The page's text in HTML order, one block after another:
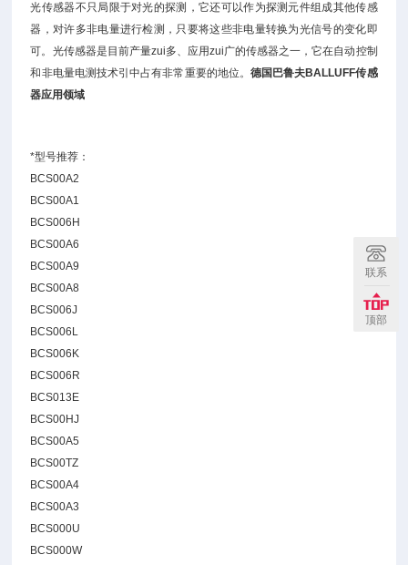
光传感器不只局限于对光的探测，它还可以作为探测元件组成其他传感
器，对许多非电量进行检测，只要将这些非电量转换为光信号的变化即
可。光传感器是目前产量zui多、应用zui广的传感器之一，它在自动控制
和非电量电测技术引中占有非常重要的地位。 德国巴鲁夫BALLUFF传感
器应用领域
*型号推荐：
BCS00A2
BCS00A1
BCS006H
BCS00A6
BCS00A9
BCS00A8
BCS006J
BCS006L
BCS006K
BCS006R
BCS013E
BCS00HJ
BCS00A5
BCS00TZ
BCS00A4
BCS00A3
BCS000U
BCS000W
联系
顶部